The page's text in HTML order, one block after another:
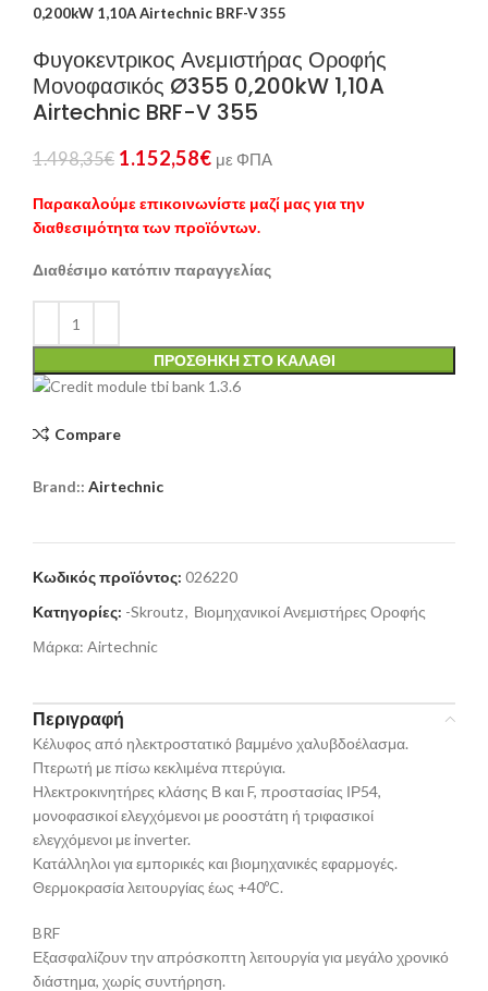
0,200kW 1,10A Airtechnic BRF-V 355
Φυγοκεντρικος Ανεμιστήρας Οροφής
Μονοφασικός Ø355 0,200kW 1,10A
Airtechnic BRF-V 355
1.498,35€ 1.152,58€ με ΦΠΑ
Παρακαλούμε επικοινωνίστε μαζί μας για την
διαθεσιμότητα των προϊόντων.
Διαθέσιμο κατόπιν παραγγελίας
ΠΡΟΣΘΉΚΗ ΣΤΟ ΚΑΛΆΘΙ
Compare
Brand:: Airtechnic
Κωδικός προϊόντος: 026220
Κατηγορίες: -Skroutz, Βιομηχανικοί Ανεμιστήρες Οροφής
Μάρκα: Airtechnic
Περιγραφή
Κέλυφος από ηλεκτροστατικό βαμμένο χαλυβδοέλασμα.
Πτερωτή με πίσω κεκλιμένα πτερύγια.
Ηλεκτροκινητήρες κλάσης Β και F, προστασίας ΙΡ54,
μονοφασικοί ελεγχόμενοι με ροοστάτη ή τριφασικοί
ελεγχόμενοι με inverter.
Κατάλληλοι για εμπορικές και βιομηχανικές εφαρμογές.
Θερμoκρασία λειτουργίας έως +40ºC.
BRF
Εξασφαλίζουν την απρόσκοπτη λειτουργία για μεγάλο χρονικό
διάστημα, χωρίς συντήρηση.